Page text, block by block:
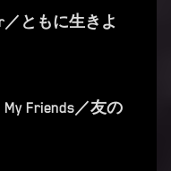
／ともに生きよ
My Friends／友の